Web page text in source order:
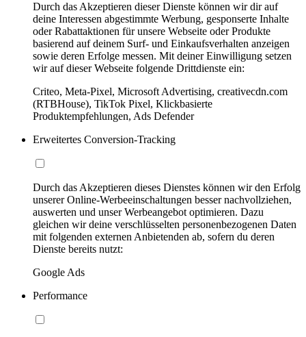
Durch das Akzeptieren dieser Dienste können wir dir auf
deine Interessen abgestimmte Werbung, gesponserte Inhalte
oder Rabattaktionen für unsere Webseite oder Produkte
basierend auf deinem Surf- und Einkaufsverhalten anzeigen
sowie deren Erfolge messen. Mit deiner Einwilligung setzen
wir auf dieser Webseite folgende Drittdienste ein:
Criteo, Meta-Pixel, Microsoft Advertising, creativecdn.com
(RTBHouse), TikTok Pixel, Klickbasierte
Produktempfehlungen, Ads Defender
Erweitertes Conversion-Tracking
Durch das Akzeptieren dieses Dienstes können wir den Erfolg
unserer Online-Werbeeinschaltungen besser nachvollziehen,
auswerten und unser Werbeangebot optimieren. Dazu
gleichen wir deine verschlüsselten personenbezogenen Daten
mit folgenden externen Anbietenden ab, sofern du deren
Dienste bereits nutzt:
Google Ads
Performance